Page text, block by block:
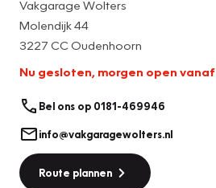
Vakgarage Wolters
Molendijk 44
3227 CC Oudenhoorn
Nu gesloten, morgen open
Bel ons op 0181-469946
info@vakgaragewolters.nl
Route plannen